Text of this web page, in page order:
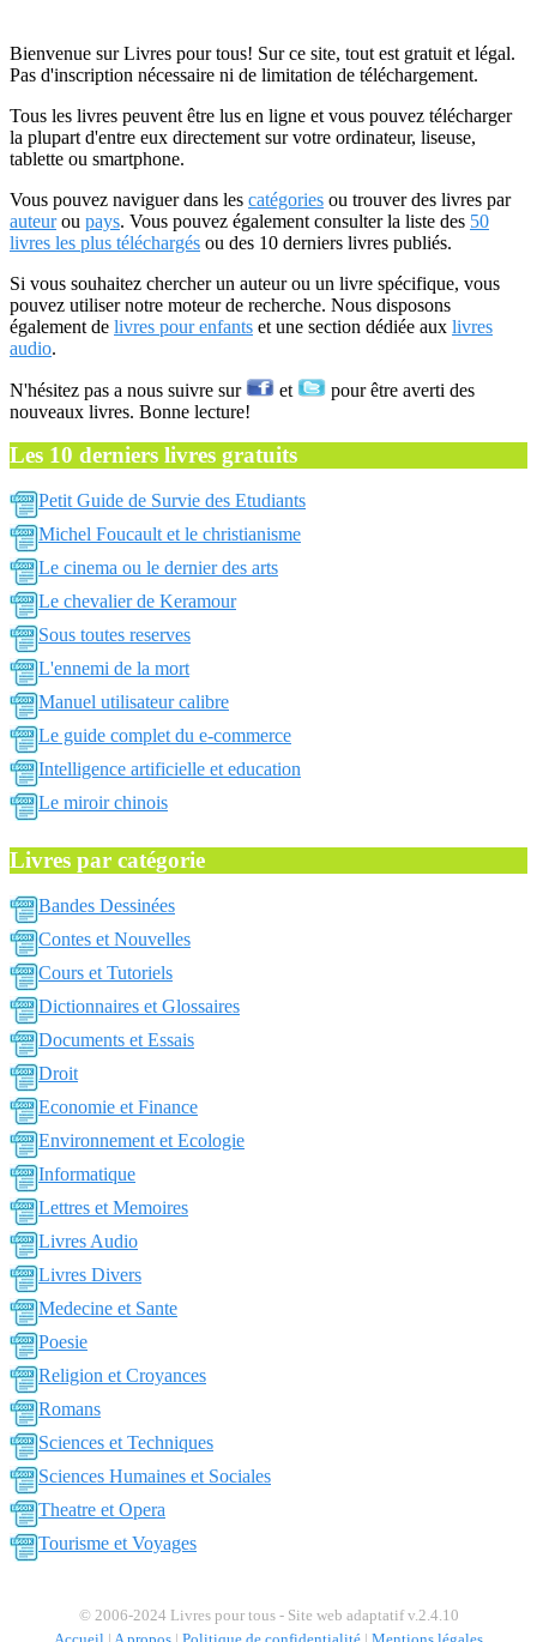
Bienvenue sur Livres pour tous! Sur ce site, tout est gratuit et légal.
Pas d'inscription nécessaire ni de limitation de téléchargement.
Tous les livres peuvent être lus en ligne et vous pouvez télécharger
la plupart d'entre eux directement sur votre ordinateur, liseuse,
tablette ou smartphone.
Vous pouvez naviguer dans les catégories ou trouver des livres par
auteurou pays. Vous pouvez également consulter la liste des 50
livres les plus téléchargés ou des 10 derniers livres publiés.
Si vous souhaitez chercher un auteur ou un livre spécifique, vous
pouvez utiliser notre moteur de recherche. Nous disposons
également de livres pour enfants et une section dédiée aux livres
audio.
N'hésitez pas a nous suivre sur et
pour être averti des
nouveaux livres. Bonne lecture!
Les 10 derniers livres gratuits
Petit Guide de Survie des Etudiants
Michel Foucault et le christianisme
Le cinema ou le dernier des arts
Le chevalier de Keramour
Sous toutes reserves
L'ennemi de la mort
Manuel utilisateur calibre
Le guide complet du e-commerce
Intelligence artificielle et education
Le miroir chinois
Livres par catégorie
Bandes Dessinées
Contes et Nouvelles
Cours et Tutoriels
Dictionnaires et Glossaires
Documents et Essais
Droit
Economie et Finance
Environnement et Ecologie
Informatique
Lettres et Memoires
Livres Audio
Livres Divers
Medecine et Sante
Poesie
Religion et Croyances
Romans
Sciences et Techniques
Sciences Humaines et Sociales
Theatre et Opera
Tourisme et Voyages
© 2006-2024 Livres pour tous - Site web adaptatif v.2.4.10